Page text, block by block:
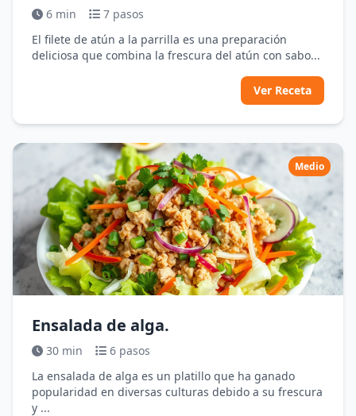
6 min
7 pasos
El filete de atún a la parrilla es una preparación
deliciosa que combina la frescura del atún con sabo...
Ver Receta
Medio
Ensalada de alga.
30 min
6 pasos
La ensalada de alga es un platillo que ha ganado
popularidad en diversas culturas debido a su frescura
y ...